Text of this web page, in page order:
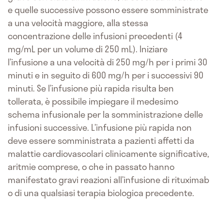
e quelle successive possono essere somministrate
a una velocità maggiore, alla stessa
concentrazione delle infusioni precedenti (4
mg/mL per un volume di 250 mL). Iniziare
l’infusione a una velocità di 250 mg/h per i primi 30
minuti e in seguito di 600 mg/h per i successivi 90
minuti. Se l’infusione più rapida risulta ben
tollerata, è possibile impiegare il medesimo
schema infusionale per la somministrazione delle
infusioni successive. L’infusione più rapida non
deve essere somministrata a pazienti affetti da
malattie cardiovascolari clinicamente significative,
aritmie comprese, o che in passato hanno
manifestato gravi reazioni all’infusione di rituximab
o di una qualsiasi terapia biologica precedente.